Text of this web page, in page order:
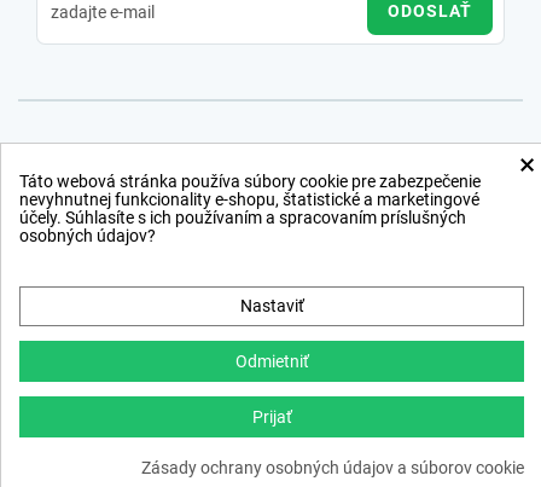
ODOSLAŤ
webdesign,ppc›netsuccess.sk
×
Táto webová stránka používa súbory cookie pre zabezpečenie
nevyhnutnej funkcionality e-shopu, štatistické a marketingové
účely. Súhlasíte s ich používaním a spracovaním príslušných
osobných údajov?
Nastaviť
Odmietniť
Prijať
Zásady ochrany osobných údajov a súborov cookie